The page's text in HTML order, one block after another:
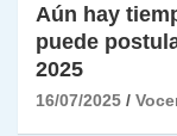
Aún hay
puede
2025
16/07/2025